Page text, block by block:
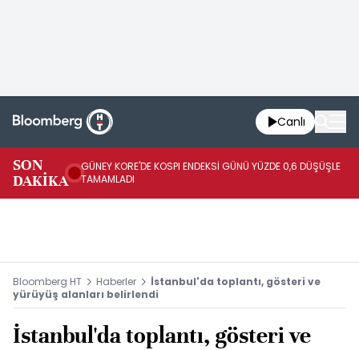
Canlı
SON
DAKİKA
GÜNEY KORE'DE KOSPI ENDEKSİ GÜNÜ YÜZDE 0,6 DÜŞÜŞLE
TAMAMLADI
Bloomberg HT Haberler
İstanbul'da toplantı, gösteri ve
yürüyüş alanları belirlendi
İstanbul'da toplantı, gösteri ve